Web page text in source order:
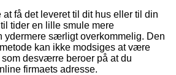
få det leveret til dit hus eller til din
tider en lille smule mere
ydermere særligt overkommelig. Den
kan ikke modsiges at være
desværre beroer på at du
firmaets adresse.